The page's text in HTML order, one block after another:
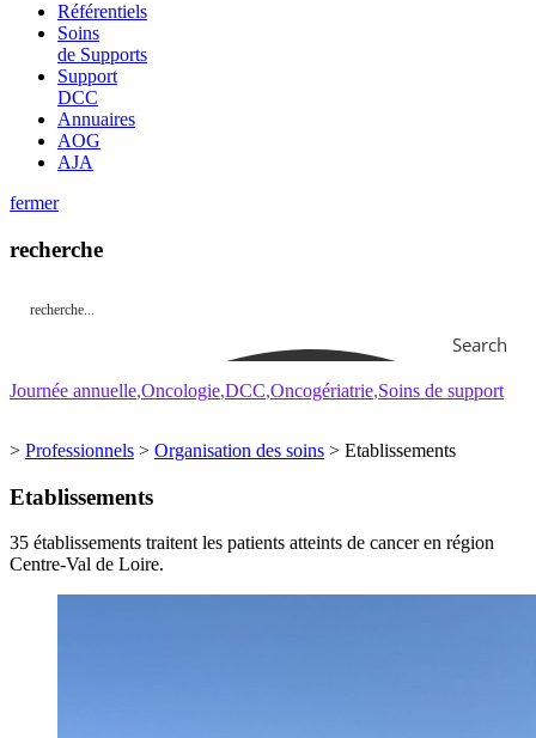
Référentiels
Soins
de Supports
Support
DCC
Annuaires
AOG
AJA
fermer
recherche
Search
Journée annuelle Oncologie DCC Oncogériatrie Soins de support
> Professionnels > Organisation des soins > Etablissements
Etablissements
35 établissements traitent les patients atteints de cancer en région
Centre-Val de Loire.